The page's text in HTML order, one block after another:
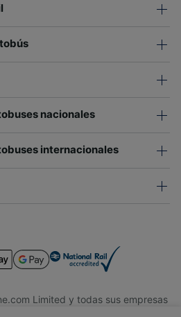
nacionales
internacionales
Limited y todas sus empresas